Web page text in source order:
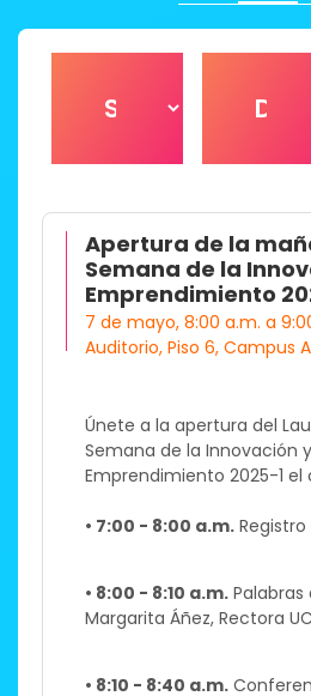
Apertura de la
Semana de la
Emprendimiento
7 de mayo, 8:00 a.m. a
Auditorio, Piso 6, Campus
Únete a la apertura del
Semana de la Innovación
Emprendimiento 2025-1 el
• 7:00 - 8:00 a.m.Registro
• 8:00 - 8:10 a.m.Palabras
Margarita Áñez, Rectora
• 8:10 - 8:40 a.m.